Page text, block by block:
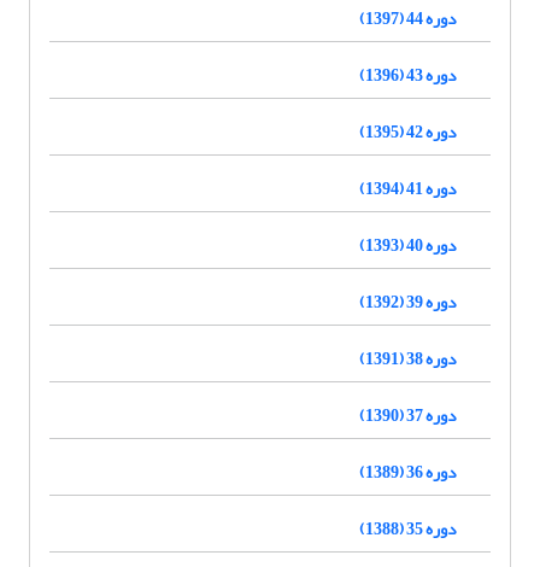
دوره 44 (1397)
دوره 43 (1396)
دوره 42 (1395)
دوره 41 (1394)
دوره 40 (1393)
دوره 39 (1392)
دوره 38 (1391)
دوره 37 (1390)
دوره 36 (1389)
دوره 35 (1388)